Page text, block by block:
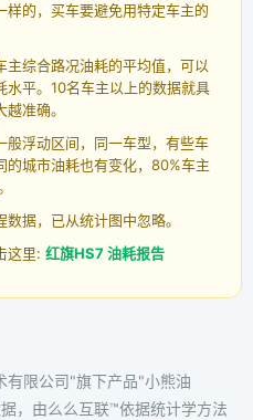
的，买车要避免用特定车主的
主综合路况油耗的平均值，可以
平。10名车主以上的数据就具
准确。
般浮动区间，同一车型，有些车
的城市油耗也有变化，80%车主
据，已从统计图中忽略。
这里: 红旗HS7 油耗报告
有限公司"旗下产品"小熊油
，由么么互联™依据统计学方法